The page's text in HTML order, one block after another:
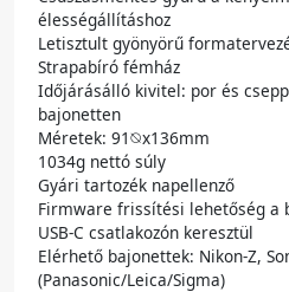
élességállításhoz
Letisztult gyönyörű
Strapabíró fémház
Időjárásálló kivitel: por és
bajonetten
Méretek: 91⦰x136mm
1034g nettó súly
Gyári tartozék napellenző
Firmware frissítési lehetőség a
USB-C csatlakozón keresztül
Elérhető bajonettek: Nikon-Z,
(Panasonic/Leica/Sigma)